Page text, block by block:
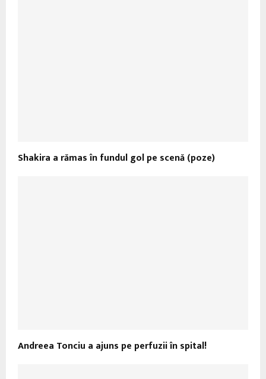
Shakira a rămas în fundul gol pe scenă (poze)
Andreea Tonciu a ajuns pe perfuzii în spital!